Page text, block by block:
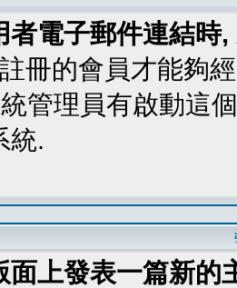
者電子郵件連結時
冊的會員才能夠
管理員有啟動這
統.
面上發表一篇新的